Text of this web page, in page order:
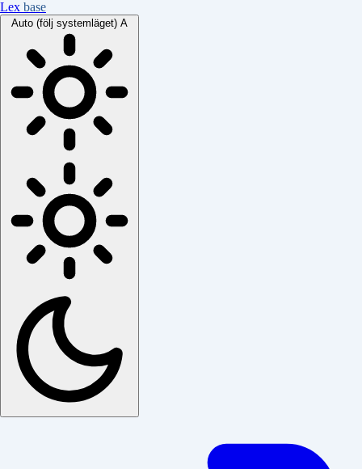
Lex base
Auto (följ systemläget) A